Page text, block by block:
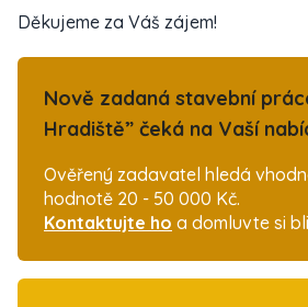
Děkujeme za Váš zájem!
Nově zadaná stavební
Hradiště” čeká na Vaší
Ověřený zadavatel hledá
hodnotě 20 - 50 000 Kč.
Kontaktujte ho a domluvte si